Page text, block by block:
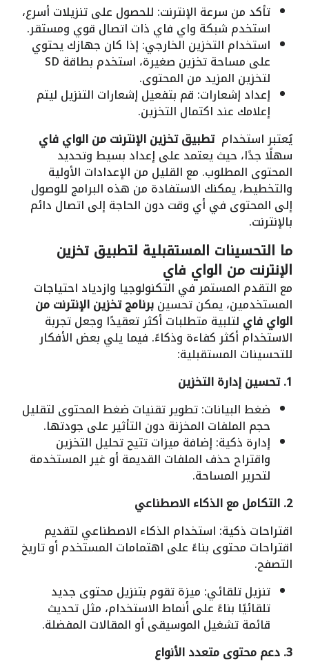
تأكد من سرعة الإنترنت: للحصول على تنزيلات أسرع،
استخدم شبكة واي فاي ذات اتصال قوي ومستقر.
استخدام التخزين الخارجي: إذا كان جهازك يحتوي
على مساحة تخزين صغيرة، استخدم بطاقة SD
لتخزين المزيد من المحتوى.
إعداد إشعارات: قم بتفعيل إشعارات التنزيل ليتم
إعلامك عند اكتمال التخزين.
يُعتبر استخدام تطبيق تخزين الإنترنت من الواي فاي
سهلًا جدًا، حيث يعتمد على إعداد بسيط وتحديد
المحتوى المطلوب. مع القليل من الإعدادات الأولية
والتخطيط، يمكنك الاستفادة من هذه البرامج للوصول
إلى المحتوى في أي وقت دون الحاجة إلى اتصال دائم
بالإنترنت.
ما التحسينات المستقبلية لتطبيق تخزين
الإنترنت من الواي فاي
مع التقدم المستمر في التكنولوجيا وازدياد احتياجات
المستخدمين، يمكن تحسينبرنامج تخزين الإنترنت من
الواي فاي لتلبية متطلبات أكثر تعقيدًا وجعل تجربة
الاستخدام أكثر كفاءة وذكاءً. فيما يلي بعض الأفكار
للتحسينات المستقبلية:
1. تحسين إدارة التخزين
ضغط البيانات: تطوير تقنيات ضغط المحتوى لتقليل
حجم الملفات المخزنة دون التأثير على جودتها.
إدارة ذكية: إضافة ميزات تتيح تحليل التخزين
واقتراح حذف الملفات القديمة أو غير المستخدمة
لتحرير المساحة.
2. التكامل مع الذكاء الاصطناعي
اقتراحات ذكية: استخدام الذكاء الاصطناعي لتقديم
اقتراحات محتوى بناءً على اهتمامات المستخدم أو تاريخ
التصفح.
تنزيل تلقائي: ميزة تقوم بتنزيل محتوى جديد
تلقائيًا بناءً على أنماط الاستخدام، مثل تحديث
قائمة تشغيل الموسيقى أو المقالات المفضلة.
3. دعم محتوى متعدد الأنواع